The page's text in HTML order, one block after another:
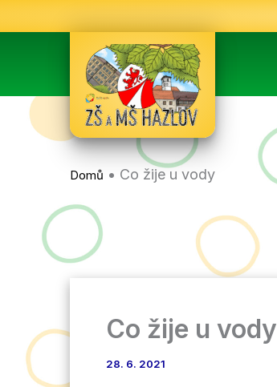
na
Domů • Co žije u vody
Co žije u vody
28. 6. 2021